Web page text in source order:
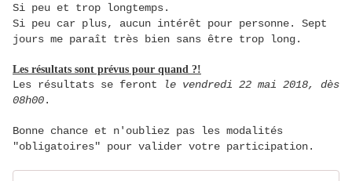
Si peu et trop longtemps.
Si peu car plus, aucun intérêt pour personne. Sept
jours me paraît très bien sans être trop long.
Les résultats sont prévus pour quand ?!
Les résultats se feront
le vendredi 22 mai 2018, dès
08h00.
Bonne chance et n'oubliez pas les modalités
"obligatoires" pour valider votre participation.